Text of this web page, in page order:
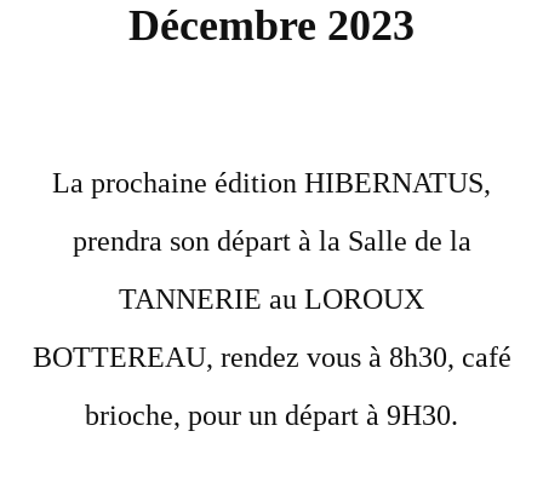
Décembre 2023
La prochaine édition HIBERNATUS,
prendra son départ à la Salle de la
TANNERIE au LOROUX
BOTTEREAU, rendez vous à 8h30, café
brioche, pour un départ à 9H30.